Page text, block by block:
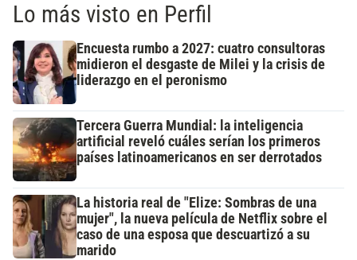
Lo más visto en Perfil
Encuesta rumbo a 2027: cuatro consultoras
midieron el desgaste de Milei y la crisis de
liderazgo en el peronismo
Tercera Guerra Mundial: la inteligencia
artificial reveló cuáles serían los primeros
países latinoamericanos en ser derrotados
La historia real de "Elize: Sombras de una
mujer", la nueva película de Netflix sobre el
caso de una esposa que descuartizó a su
marido